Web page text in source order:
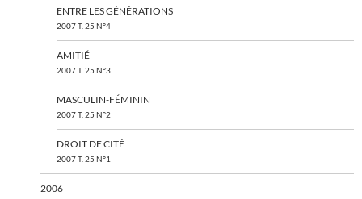
ENTRE LES GÉNÉRATIONS
2007 T. 25 N°4
AMITIÉ
2007 T. 25 N°3
MASCULIN-FÉMININ
2007 T. 25 N°2
DROIT DE CITÉ
2007 T. 25 N°1
2006